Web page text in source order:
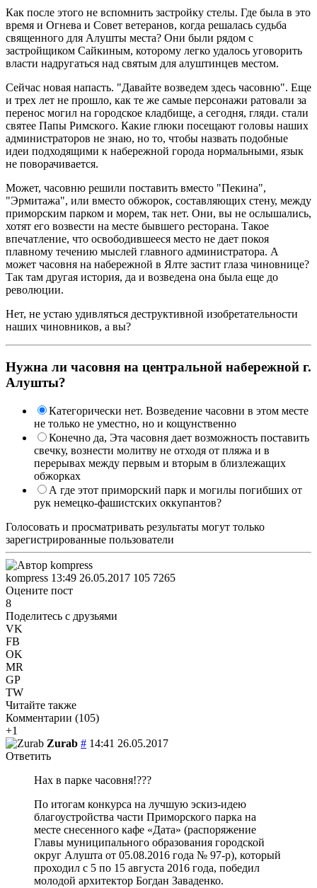
Как после этого не вспомнить застройку стелы. Где была в это
время и Огнева и Совет ветеранов, когда решалась судьба
священного для Алушты места? Они были рядом с
застройщиком Сайкиным, которому легко удалось уговорить
власти надругаться над святым для алуштинцев местом.
Сейчас новая напасть. "Давайте возведем здесь часовню". Еще
и трех лет не прошло, как те же самые персонажи ратовали за
перенос могил на городское кладбище, а сегодня, гляди. стали
святее Папы Римского. Какие глюки посещают головы наших
администраторов не знаю, но то, чтобы назвать подобные
идеи подходящими к набережной города нормальными, язык
не поворачивается.
Может, часовню решили поставить вместо "Пекина",
"Эрмитажа", или вместо обжорок, составляющих стену, между
приморским парком и морем, так нет. Они, вы не ослышались,
хотят его возвести на месте бывшего ресторана. Такое
впечатление, что освободившееся место не дает покоя
плавному течению мыслей главного администратора. А
может часовня на набережной в Ялте застит глаза чиновнице?
Так там другая история, да и возведена она была еще до
революции.
Нет, не устаю удивляться деструктивной изобретательности
наших чиновников, а вы?
Нужна ли часовня на центральной набережной г.
Алушты?
Категорически нет. Возведение часовни в этом месте
не только не уместно, но и кощунственно
Конечно да, Эта часовня дает возможность поставить
свечку, вознести молитву не отходя от пляжа и в
перерывах между первым и вторым в близлежащих
обжорках
А где этот приморский парк и могилы погибших от
рук немецко-фашистских оккупантов?
Голосовать и просматривать результаты могут только
зарегистрированные пользователи
kompress 13:49 26.05.2017 105 7265
Оцените пост
8
Поделитесь с друзьями
VK
FB
OK
MR
GP
TW
Читайте также
Комментарии (105)
+1
Zurab # 14:41 26.05.2017
Ответить
Нах в парке часовня!???
По итогам конкурса на лучшую эскиз-идею
благоустройства части Приморского парка на
месте снесенного кафе «Дата» (распоряжение
Главы муниципального образования городской
округ Алушта от 05.08.2016 года № 97-р), который
проходил с 5 по 15 августа 2016 года, победил
молодой архитектор Богдан Заваденко.